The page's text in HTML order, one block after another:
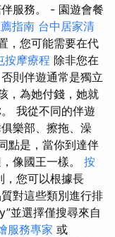
服務。 - 園遊會餐
指南 台中居家清
，您可能需要在代
按摩療程 除非您在
則伴遊通常是獨立
，為她付錢，她就
我從不同的伴遊
樂部、擦拖、澡
點是，當你到達伴
像國王一樣。 按
，您可以根據長
對這些類別進行排
並選擇僅搜尋來自
服務專家 或